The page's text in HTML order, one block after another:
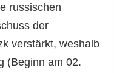
russischen
der
verstärkt, weshalb
(Beginn am 02.